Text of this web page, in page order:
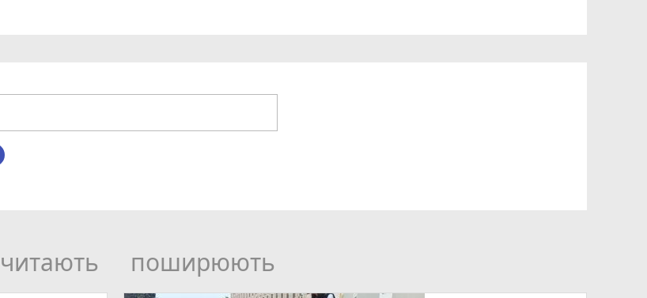
читають поширюють